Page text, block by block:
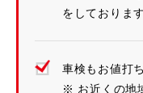
をしております
車検もお値打
※ お近くの地